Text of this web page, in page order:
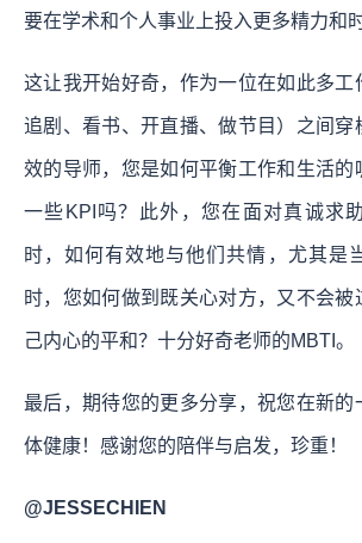
要在学术和个人事业上投入更多精力和时
这让我开始好奇，作为一位在如此多工
追剧、看书、开直播、做节目）之间穿
效的导师，您是如何平衡工作和生活的
一些KPI吗？此外，您在面对真诚求
时，如何有效地与他们共情，尤其是
时，您如何做到既关心对方，又不会被
己内心的平和？十分好奇老师的MBTI。
最后，期待您的更多分享，祝您在新的
体健康！感谢您的陪伴与启发，珍重！
@JESSECHIEN